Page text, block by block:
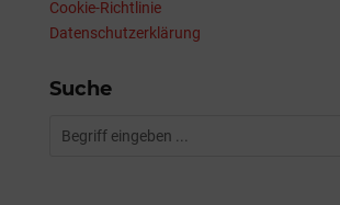
Cookie-Richtlinie
Datenschutzerklärung
Suche